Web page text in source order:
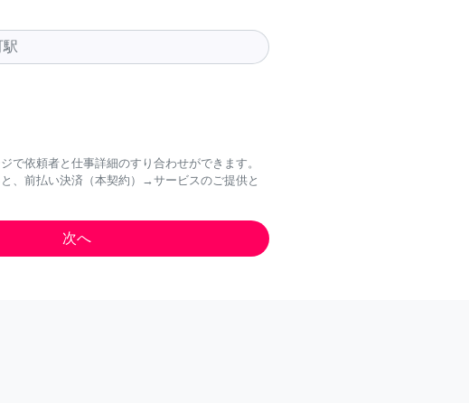
で依頼者と仕事詳細のすり合わせができます。
、前払い決済（本契約）→サービスのご提供と